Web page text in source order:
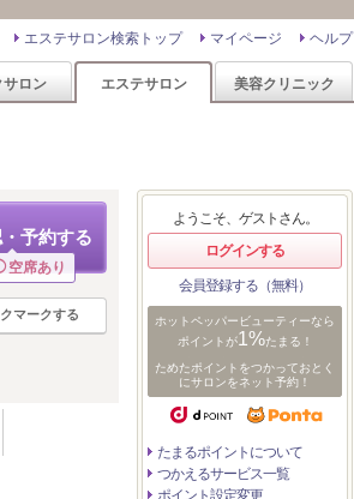
ヘルプ
マイページ
エステサロン検索トップ
サロン エステサロン 美容クリニック
予約する
空席あり
マークする
ようこそ、ゲストさん。
ログインする
会員登録する（無料）
ホットペッパービューティーなら
ポイントが1%たまる！
ためたポイントをつかっておとく
にサロンをネット予約！
たまるポイントについて
つかえるサービス一覧
ポイント設定変更